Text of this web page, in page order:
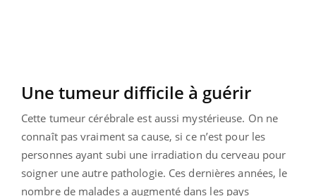
Une tumeur difficile à guérir
Cette tumeur cérébrale est aussi mystérieuse. On ne
connaît pas vraiment sa cause, si ce n’est pour les
personnes ayant subi une irradiation du cerveau pour
soigner une autre pathologie. Ces dernières années, le
nombre de malades a augmenté dans les pays